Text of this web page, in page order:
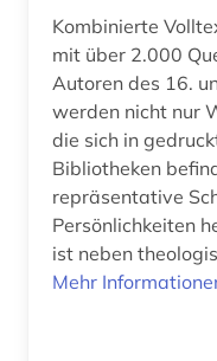
Kombinierte
mit über 2.000
Autoren des 16.
werden nicht nur
die sich in
Bibliotheken
repräsentative
Persönlichkeiten
ist neben
Mehr